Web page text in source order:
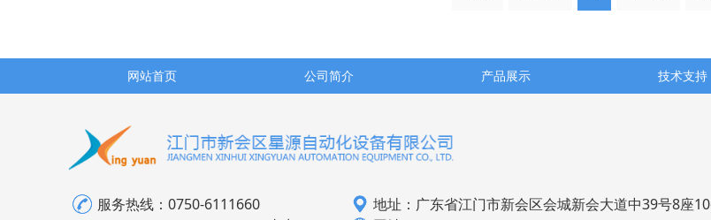
网站首页 公司简介 产品展示 技术支持
服务热线： 0750-6111660
地址：广东省江门市新会区会城新会大道中39号8座